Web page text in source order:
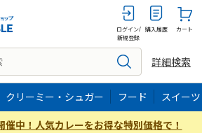
ログイン/
新規登録
購入履歴 カート
詳細検索
クリーミー・シュガー フード スイーツ
催中！人気カレーをお得な特別価格で！